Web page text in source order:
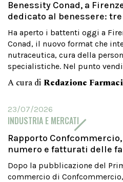
Benessity Conad, a
dedicato al benessere:
Ha aperto i battenti oggi a
Conad, il nuovo format che
nutraceutica, cura della
specialistiche. Nel punto
A cura di Redazione
23/07/2026
INDUSTRIA E MERCATI
Rapporto
numero e fatturati delle
Dopo la pubblicazione del
commercio di